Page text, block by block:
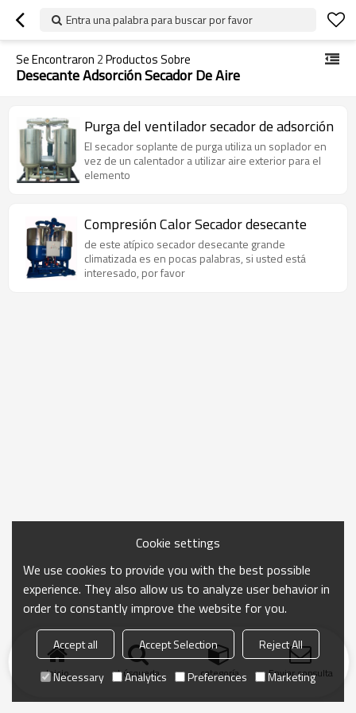
Entra una palabra para buscar por favor
Se Encontraron 2Productos Sobre
Desecante Adsorción Secador De Aire
Purga del ventilador secador de adsorción
El secador soplante de purga utiliza un soplador en
vez de un calentador a utilizar aire exterior para el
elemento
Compresión Calor Secador desecante
de este atípico secador desecante grande
climatizada es en pocas palabras, si usted está
interesado, por favor
Inicio búsqueda categoría Enviar consulta
Cookie settings
We use cookies to provide you with the best possible
experience. They also allow us to analyze user behavior in
order to constantly improve the website for you.
Accept all Accept Selection
Reject All
Necessary
Analytics Preferences Marketing